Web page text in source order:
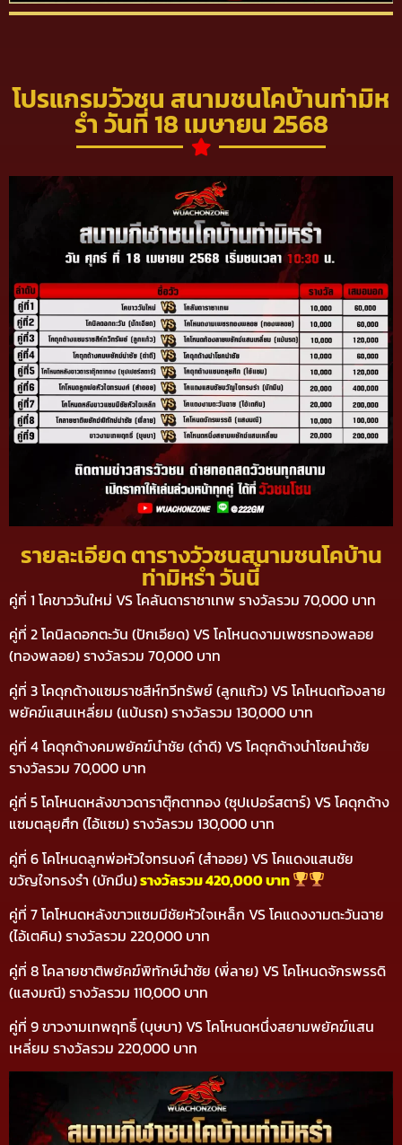
โปรแกรมวัวชน สนามชนโคบ้านท่ามิห
รำ วันที่ 18 เมษายน 2568
รายละเอียด ตารางวัวชนสนามชนโคบ้าน
ท่ามิหรำ วันนี้
คู่ที่ 1 โคขาววันใหม่ VS โคลันดาราชาเทพ รางวัลรวม 70,000 บาท
คู่ที่ 2 โคนิลดอกตะวัน (ปักเอียด) VS โคโหนดงามเพชรทองพลอย
(ทองพลอย) รางวัลรวม 70,000 บาท
คู่ที่ 3 โคดุกด้างแซมราชสีห์ทวีทรัพย์ (ลูกแก้ว) VS โคโหนดท้องลาย
พยัคฆ์แสนเหลี่ยม (แบ้นรถ) รางวัลรวม 130,000 บาท
คู่ที่ 4 โคดุกด้างคมพยัคฆ์นำชัย (ดำดี) VS โคดุกด้างนำโชคนำชัย
รางวัลรวม 70,000 บาท
คู่ที่ 5 โคโหนดหลังขาวดาราตุ๊กตาทอง (ซุปเปอร์สตาร์) VS โคดุกด้าง
แซมตลุยศึก (ไอ้แซม) รางวัลรวม 130,000 บาท
คู่ที่ 6 โคโหนดลูกพ่อหัวใจทรนงค์ (สำออย) VS โคแดงแสนชัย
ขวัญใจทรงรำ (บักมึน)รางวัลรวม 420,000 บาท
คู่ที่ 7 โคโหนดหลังขาวแซมมีชัยหัวใจเหล็ก VS โคแดงงามตะวันฉาย
(ไอ้เตคิน) รางวัลรวม 220,000 บาท
คู่ที่ 8 โคลายชาติพยัคฆ์พิทักษ์นำชัย (พี่ลาย) VS โคโหนดจักรพรรดิ
(แสงมณี) รางวัลรวม 110,000 บาท
คู่ที่ 9 ขาวงามเทพฤทธิ์ (บุษบา) VS โคโหนดหนึ่งสยามพยัคฆ์แสน
เหลี่ยม รางวัลรวม 220,000 บาท